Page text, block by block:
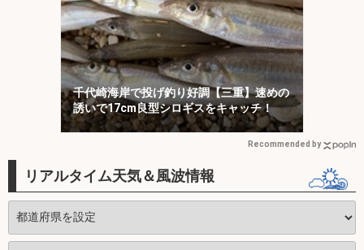
千代崎海岸で投げ釣り好調【三重】速めの
誘いで17cm良型シロギスをキャッチ！
Recommended by
リアルタイム天気＆風波情報